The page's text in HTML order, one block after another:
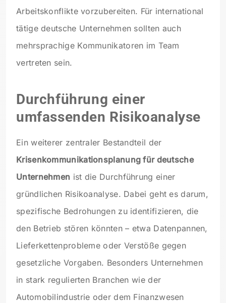
Arbeitskonflikte vorzubereiten. Für international
tätige deutsche Unternehmen sollten auch
mehrsprachige Kommunikatoren im Team
vertreten sein.
Durchführung einer
umfassenden Risikoanalyse
Ein weiterer zentraler Bestandteil der
Krisenkommunikationsplanung für deutsche
Unternehmen ist die Durchführung einer
gründlichen Risikoanalyse. Dabei geht es darum,
spezifische Bedrohungen zu identifizieren, die
den Betrieb stören könnten – etwa Datenpannen,
Lieferkettenprobleme oder Verstöße gegen
gesetzliche Vorgaben. Besonders Unternehmen
in stark regulierten Branchen wie der
Automobilindustrie oder dem Finanzwesen